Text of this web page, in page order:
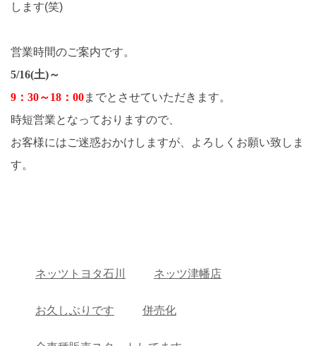
します(笑)
営業時間のご案内です。
5/16(土)～
9：30～18：00までとさせていただきます。
時短営業となっておりますので、
お客様にはご迷惑おかけしますが、よろしくお願い致しま
す。
ネッツトヨタ石川 ネッツ津幡店
お久しぶりです 併売化